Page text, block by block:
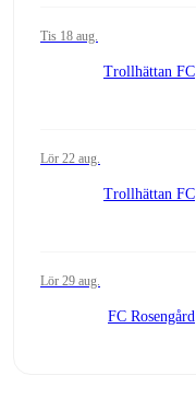
tis 18 aug.
Trollhättan FC
lör 22 aug.
Trollhättan FC
lör 29 aug.
FC Rosengård